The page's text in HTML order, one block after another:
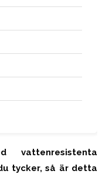
tycker, så är detta